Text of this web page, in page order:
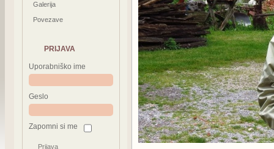
Galerija
Povezave
PRIJAVA
Uporabniško ime
Geslo
Zapomni si me